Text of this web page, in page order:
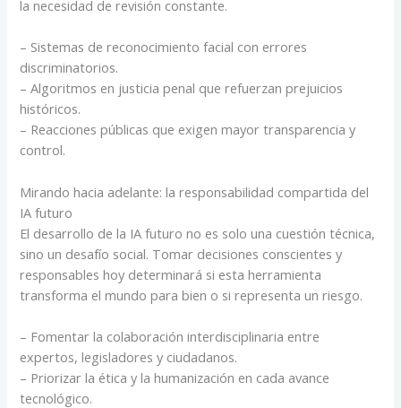
la necesidad de revisión constante.
– Sistemas de reconocimiento facial con errores
discriminatorios.
– Algoritmos en justicia penal que refuerzan prejuicios
históricos.
– Reacciones públicas que exigen mayor transparencia y
control.
Mirando hacia adelante: la responsabilidad compartida del
IA futuro
El desarrollo de la IA futuro no es solo una cuestión técnica,
sino un desafío social. Tomar decisiones conscientes y
responsables hoy determinará si esta herramienta
transforma el mundo para bien o si representa un riesgo.
– Fomentar la colaboración interdisciplinaria entre
expertos, legisladores y ciudadanos.
– Priorizar la ética y la humanización en cada avance
tecnológico.